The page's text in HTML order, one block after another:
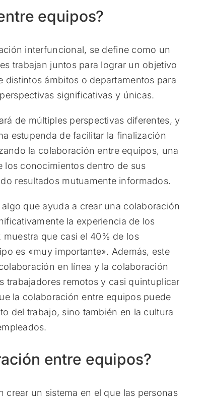
equipos?
interfuncional, se define como un
trabajan juntos para lograr un objetivo
ámbitos o departamentos para
significativas y únicas.
de múltiples perspectivas diferentes, y
estupenda de facilitar la finalización
la colaboración entre equipos, una
los conocimientos dentro de sus
resultados mutuamente informados.
que ayuda a crear una colaboración
la experiencia de los
que casi el 40% de los
es «muy importante». Además, este
en línea y la colaboración
trabajadores remotos y casi quintuplicar
la colaboración entre equipos puede
del trabajo, sino también en la cultura
entre equipos?
un sistema en el que las personas